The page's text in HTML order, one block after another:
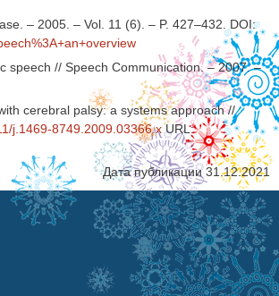
– 2005. – Vol. 11 (6). – P. 427–432. DOI:
speech // Speech Communication. – 2007. –
cerebral palsy: a systems approach //
j.1469-8749.2009.03366.xURL:
Дата публикации 31.12.2021